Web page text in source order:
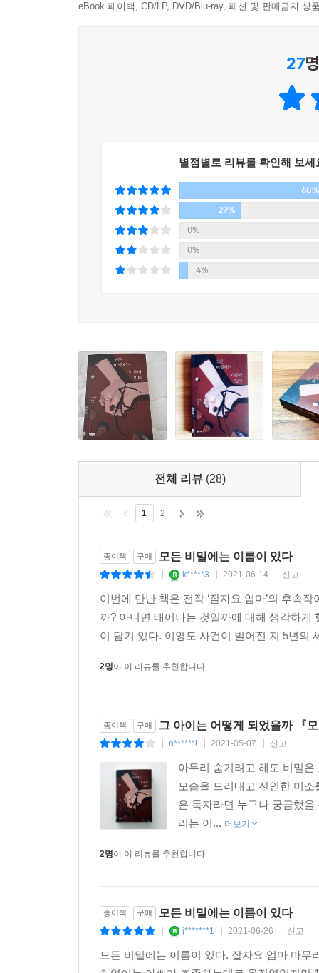
eBook 페이백, CD/LP, DVD/Blu-ray, 패션 및 판매금지 상
27
별점별로 리뷰를 확인해 보세
68%
29%
0%
0%
4%
전체 리뷰 (28)
1 2
종이책 구매 모든 비밀에는 이름이 있다
k*****3 2021-06-14 신고
이번에 만난 책은 전작 ‘잘자요 엄마’의 후속
까? 아니면 태어나는 것일까에 대해 생각하게
이 담겨 있다. 이영도 사건이 벌어진 지 5년의
2명이 이 리뷰를 추천합니다.
종이책 구매 그 아이는 어떻게 되었을까 『
n******i 2021-05-07 신고
아무리 숨기려고 해도 비밀
모습을 드러내고 잔인한 미
은 독자라면 누구나 궁금했
리는 이... 더보기
2명이 이 리뷰를 추천합니다.
종이책 구매 모든 비밀에는 이름이 있다
j*******1 2021-06-26 신고
모든 비밀에는 이름이 있다. 잘자요 엄마 마